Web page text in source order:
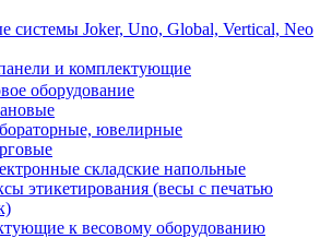
системы Joker, Uno, Global, Vertical, Neo
и комплектующие
оборудование
ювелирные
складские напольные
этикетирования (весы с печатью
к весовому оборудованию